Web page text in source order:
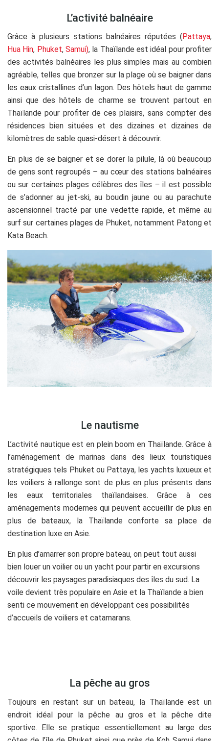
L’activité balnéaire
Grâce à plusieurs stations balnéaires réputées ( Pattaya,
Hua Hin, Phuket,Samui), la Thaïlande est idéal pour profiter
des activités balnéaires les plus simples mais au combien
agréable, telles que bronzer sur la plage où se baigner dans
les eaux cristallines d’un lagon. Des hôtels haut de gamme
ainsi que des hôtels de charme se trouvent partout en
Thaïlande pour profiter de ces plaisirs, sans compter des
résidences bien situées et des dizaines et dizaines de
kilomètres de sable quasi-désert à découvrir.
En plus de se baigner et se dorer la pilule, là où beaucoup
de gens sont regroupés – au cœur des stations balnéaires
ou sur certaines plages célèbres des îles – il est possible
de s’adonner au jet-ski, au boudin jaune ou au parachute
ascensionnel tracté par une vedette rapide, et même au
surf sur certaines plages de Phuket, notamment Patong et
Kata Beach.
Le nautisme
L’activité nautique est en plein boom en Thaïlande. Grâce à
l’aménagement de marinas dans des lieux touristiques
stratégiques tels Phuket ou Pattaya, les yachts luxueux et
les voiliers à rallonge sont de plus en plus présents dans
les eaux territoriales thaïlandaises. Grâce à ces
aménagements modernes qui peuvent accueillir de plus en
plus de bateaux, la Thaïlande conforte sa place de
destination luxe en Asie.
En plus d’amarrer son propre bateau, on peut tout aussi
bien louer un voilier ou un yacht pour partir en excursions
découvrir les paysages paradisiaques des îles du sud. La
voile devient très populaire en Asie et la Thaïlande a bien
senti ce mouvement en développant ces possibilités
d’accueils de voiliers et catamarans.
La pêche au gros
Toujours en restant sur un bateau, la Thaïlande est un
endroit idéal pour la pêche au gros et la pêche dite
sportive. Elle se pratique essentiellement au large des